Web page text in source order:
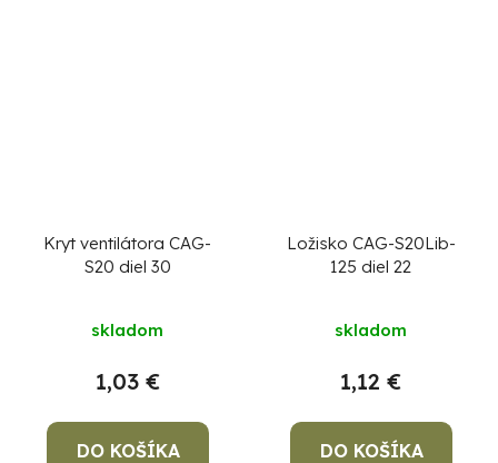
Kryt ventilátora CAG-
S20 diel 30
skladom
1,03 €
DO KOŠÍKA
Ložisko CAG-S20Lib-
125 diel 22
skladom
1,12 €
DO KOŠÍKA